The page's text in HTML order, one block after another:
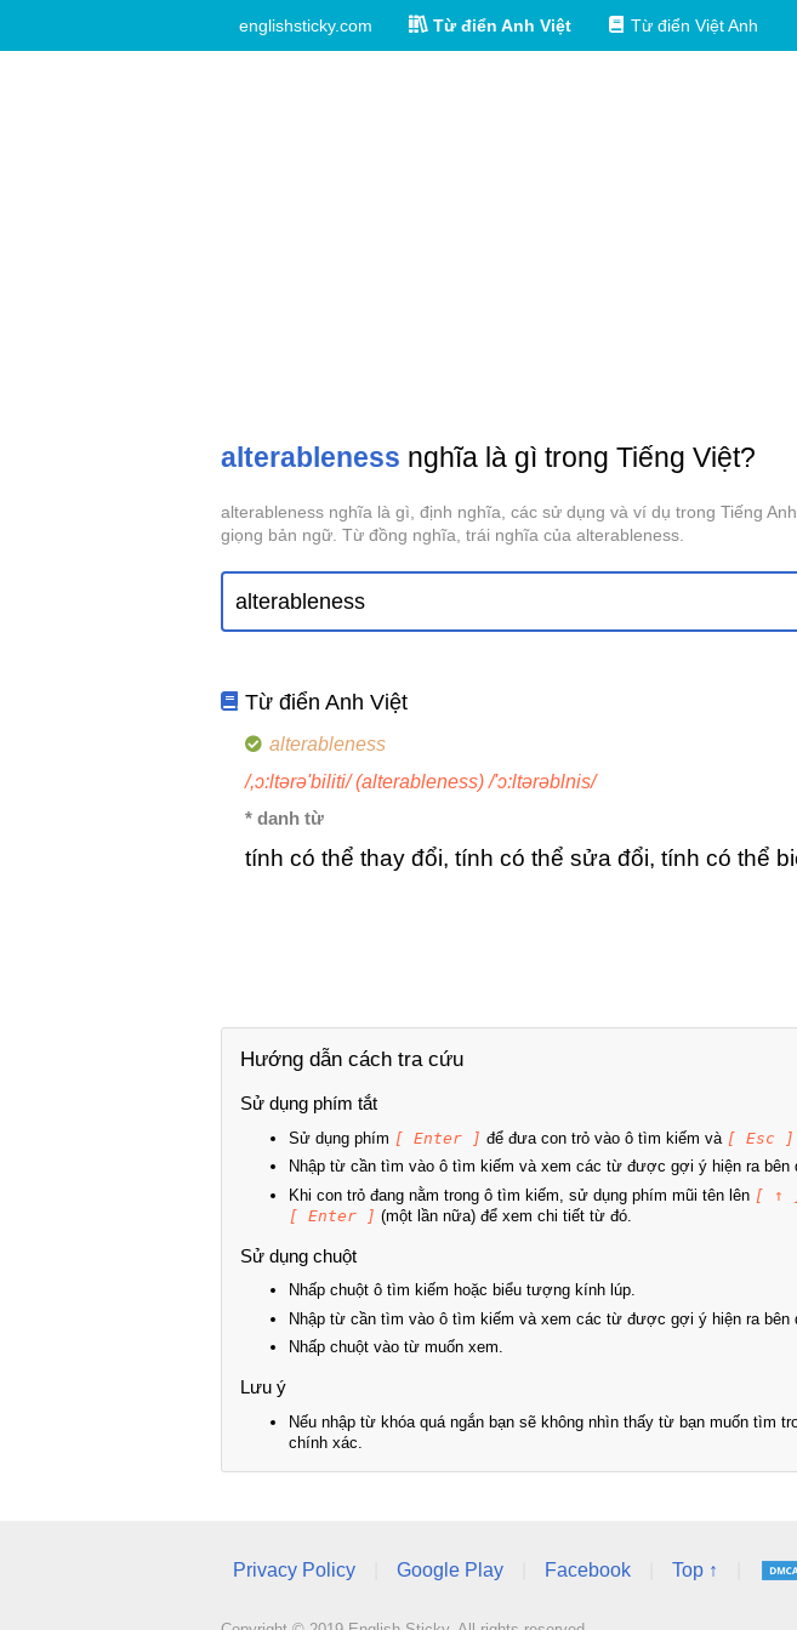
englishsticky.com Từ điển Anh Việt Từ điển Việt Anh
alterableness nghĩa là gì trong Tiếng Việt?
alterableness nghĩa là gì, định nghĩa, các sử dụng và ví dụ trong Tiếng
giọng bản ngữ. Từ đồng nghĩa, trái nghĩa của alterableness.
Từ điển Anh Việt
alterableness
/,ɔ:ltərə'biliti/ (alterableness) /'ɔ:ltərəblnis/
* danh từ
tính có thể thay đổi, tính có thể sửa đổi, tính có thể
Hướng dẫn cách tra cứu
Sử dụng phím tắt
Sử dụng phím [ Enter ] để đưa con trỏ vào ô tìm kiếm và [ Esc ]
Nhập từ cần tìm vào ô tìm kiếm và xem các từ được gợi ý hiện ra bên
Khi con trỏ đang nằm trong ô tìm kiếm, sử dụng phím mũi tên lên [ ↑
[ Enter ] (một lần nữa) để xem chi tiết từ đó.
Sử dụng chuột
Nhấp chuột ô tìm kiếm hoặc biểu tượng kính lúp.
Nhập từ cần tìm vào ô tìm kiếm và xem các từ được gợi ý hiện ra bên
Nhấp chuột vào từ muốn xem.
Lưu ý
Nếu nhập từ khóa quá ngắn bạn sẽ không nhìn thấy từ bạn muốn tìm
chính xác.
Privacy Policy Google Play Facebook Top ↑